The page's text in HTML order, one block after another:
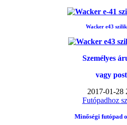
Wacker e43
Személyes
vagy
2017-01-28
Futópadhoz
Minőségi futópad